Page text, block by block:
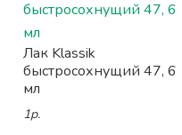
Лак Klassik
быстросохнущий 47, 6
мл
1р.